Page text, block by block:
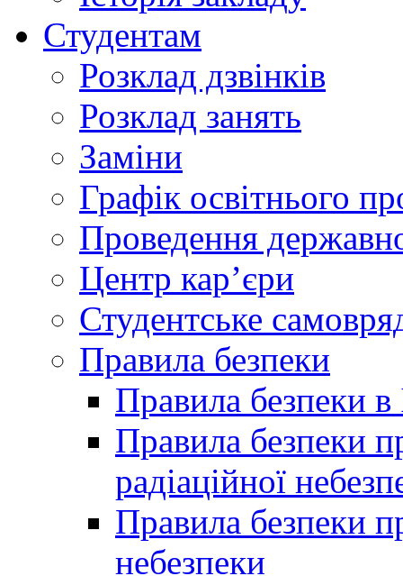
Студентам
Розклад дзвінків
Розклад занять
Заміни
Графік освітнього
Проведення
Центр кар’єри
Студентське
Правила безпеки
Правила безпеки в
Правила безпеки
радіаційної
Правила безпеки
небезпеки